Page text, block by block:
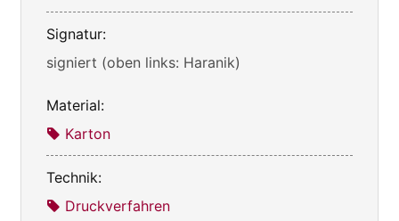
Signatur:
signiert (oben links: Haranik)
Material:
Karton
Technik:
Druckverfahren